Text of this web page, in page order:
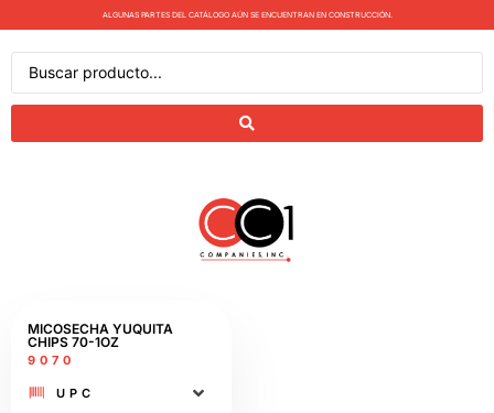
ALGUNAS PARTES DEL CATÁLOGO AÚN SE ENCUENTRAN EN CONSTRUCCIÓN.
MICOSECHA YUQUITA
CHIPS 70-1OZ
9070
UPC